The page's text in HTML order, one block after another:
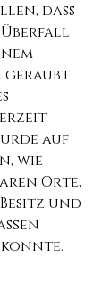
dass
Überfall
auf
wie
Orte,
und